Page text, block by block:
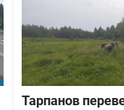
Тарпанов